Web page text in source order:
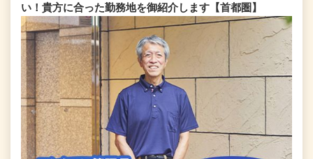
い！貴方に合った勤務地を御紹介します【首都圏】